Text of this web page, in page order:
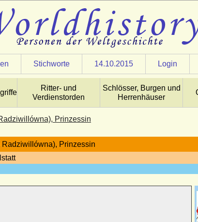
Stichworte 14.10.2015 Login
Ritter- und
Verdienstorden
Schlösser, Burgen und
Herrenhäuser
Prinzessin
Prinzessin